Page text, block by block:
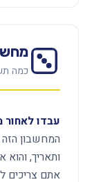
כמה
עבדו לאחור
המחשבון
ותאריך,
אתם צריכים